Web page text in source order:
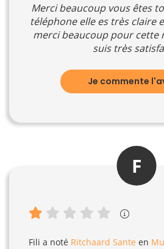
Merci beaucoup vous êtes
téléphone elle es très claire
merci beaucoup pour cette
suis très
Je commente
F
Fili a noté Ritchaard Sante en